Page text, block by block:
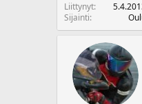
Liittynyt
Sijainti